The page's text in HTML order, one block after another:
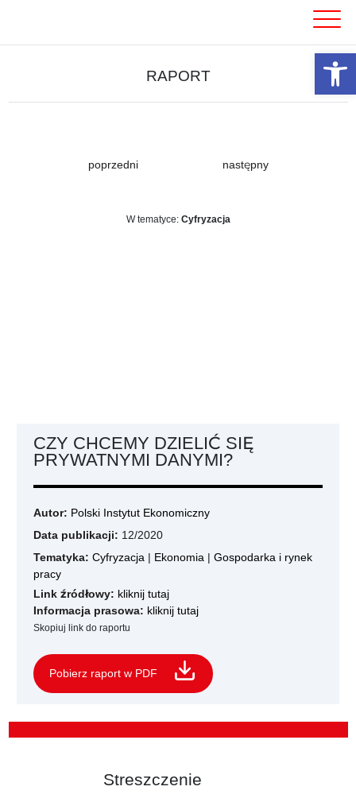
RAPORT
poprzedni następny
W tematyce: Cyfryzacja
CZY CHCEMY DZIELIĆ SIĘ
PRYWATNYMI DANYMI?
Autor: Polski Instytut Ekonomiczny
Data publikacji: 12/2020
Tematyka: Cyfryzacja | Ekonomia | Gospodarka i rynek
pracy
Link źródłowy: kliknij tutaj
Informacja prasowa: kliknij tutaj
Skopiuj link do raportu
Pobierz raport w PDF
Streszczenie